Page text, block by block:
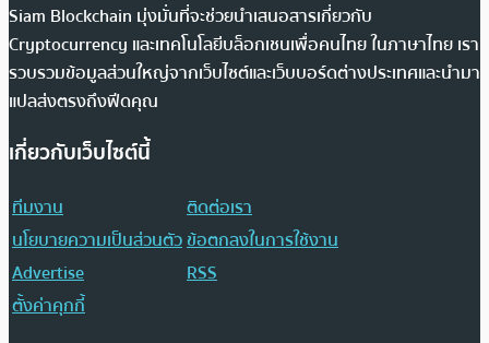
Siam Blockchain มุ่งมั่นที่จะช่วยนำเสนอสารเกี่ยวกับ
Cryptocurrency และเทคโนโลยีบล็อกเชนเพื่อคนไทย ในภาษาไทย เรา
รวบรวมข้อมูลส่วนใหญ่จากเว็บไซต์และเว็บบอร์ดต่างประเทศและนำมา
แปลส่งตรงถึงฟีดคุณ
เกี่ยวกับเว็บไซต์นี้
ทีมงาน
ติดต่อเรา
นโยบายความเป็นส่วนตัวข้อตกลงในการใช้งาน
Advertise
RSS
ตั้งค่าคุกกี้